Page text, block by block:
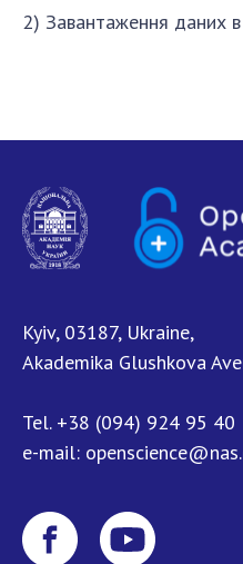
2) Завантаження даних
Kyiv, 03187, Ukraine,
Akademika Glushkova
Tel. +38 (094) 924 95 40
e-mail: